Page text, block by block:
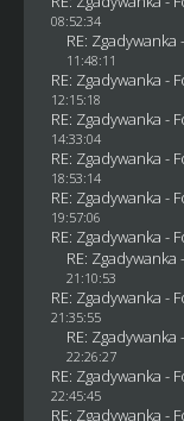
08:52:34
RE:
11:48:11
RE: Zgadywanka -
12:15:18
RE: Zgadywanka -
14:33:04
RE: Zgadywanka -
18:53:14
RE: Zgadywanka -
19:57:06
RE: Zgadywanka -
RE:
21:10:53
RE: Zgadywanka -
21:35:55
RE:
22:26:27
RE: Zgadywanka -
22:45:45
RE: Zgadywanka -